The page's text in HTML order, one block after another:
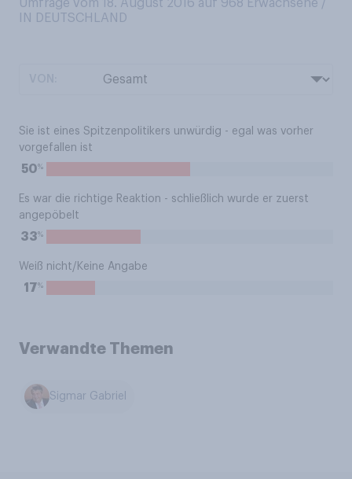
Umfrage vom 18. August 2016 auf 968 Erwachsene /
IN DEUTSCHLAND
Sie ist eines Spitzenpolitikers unwürdig - egal was vorher
vorgefallen ist
50%
Es war die richtige Reaktion - schließlich wurde er zuerst
angepöbelt
33%
Weiß nicht/Keine Angabe
17%
Verwandte Themen
Sigmar Gabriel